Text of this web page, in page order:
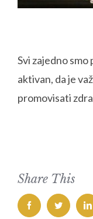
Svi zajedno
aktivan, da je
promovisati
Share This
facebooktwitter